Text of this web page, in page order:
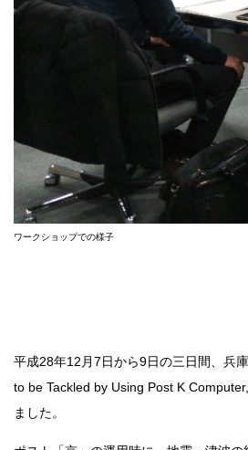
ワークショップでの様子
平成28年12月7日から9日の三日間、兵
to be Tackled by Using Post K
ました。